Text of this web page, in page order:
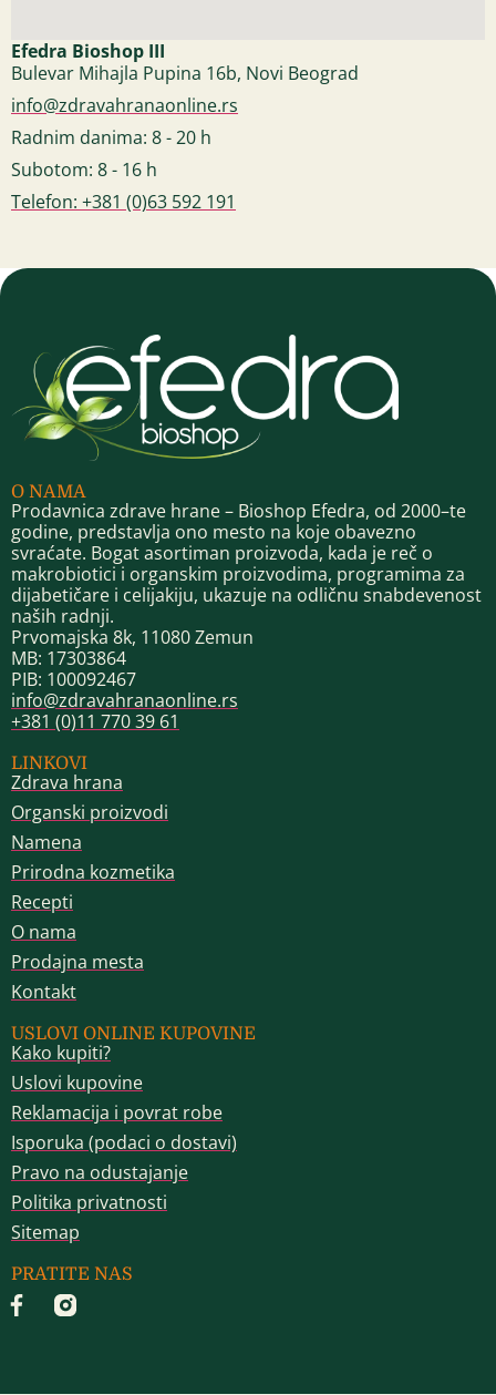
Efedra Bioshop III
Bulevar Mihajla Pupina 16b, Novi Beograd
info@zdravahranaonline.rs
Radnim danima: 8 - 20 h
Subotom: 8 - 16 h
Telefon: +381 (0)63 592 191
O NAMA
Prodavnica zdrave hrane – Bioshop Efedra, od 2000–te
godine, predstavlja ono mesto na koje obavezno
svraćate. Bogat asortiman proizvoda, kada je reč o
makrobiotici i organskim proizvodima, programima za
dijabetičare i celijakiju, ukazuje na odličnu snabdevenost
naših radnji.
Prvomajska 8k, 11080 Zemun
MB: 17303864
PIB: 100092467
info@zdravahranaonline.rs
+381 (0)11 770 39 61
LINKOVI
Zdrava hrana
Organski proizvodi
Namena
Prirodna kozmetika
Recepti
O nama
Prodajna mesta
Kontakt
USLOVI ONLINE KUPOVINE
Kako kupiti?
Uslovi kupovine
Reklamacija i povrat robe
Isporuka (podaci o dostavi)
Pravo na odustajanje
Politika privatnosti
Sitemap
PRATITE NAS